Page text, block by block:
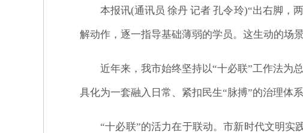
本报讯(通讯员 徐丹 记者 孔令玲)“出右脚，
解动作，逐一指导基础薄弱的学员。这生动的场
近年来，我市始终坚持以“十必联”工作法为
具化为一套融入日常、紧扣民生“脉搏”的治理体
“十必联”的活力在于联动。市新时代文明实